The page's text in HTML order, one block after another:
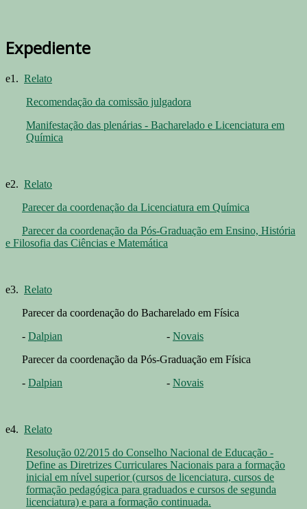
Expediente
e1. Relato
Recomendação da comissão julgadora
Manifestação das plenárias - Bacharelado e Licenciatura em
Química
e2. Relato
Parecer da coordenação da Licenciatura em Química
Parecer da coordenação da Pós-Graduação em Ensino, História
e Filosofia das Ciências e Matemática
e3. Relato
Parecer da coordenação do Bacharelado em Física
- Dalpian - Novais
Parecer da coordenação da Pós-Graduação em Física
- Dalpian - Novais
e4. Relato
Resolução 02/2015 do Conselho Nacional de Educação -
Define as Diretrizes Curriculares Nacionais para a formação
inicial em nível superior (cursos de licenciatura, cursos de
formação pedagógica para graduados e cursos de segunda
licenciatura) e para a formação continuada.